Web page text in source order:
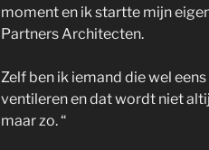
moment en ik startte mijn
Partners Architecten.
Zelf ben ik iemand die wel
ventileren en dat wordt niet
maar zo. “